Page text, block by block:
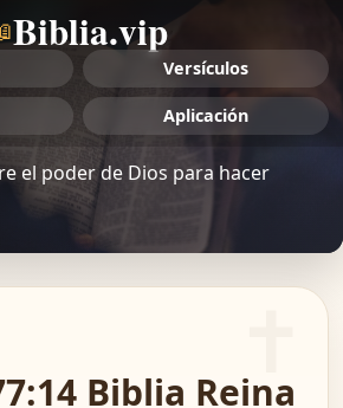
Biblia.vip
Versículos
Aplicación
el poder de Dios para hacer
Biblia Reina